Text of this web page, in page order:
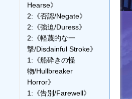
Hearse》
2:《否認/Negate》
2:《強迫/Duress》
2:《軽蔑的な一
撃/Disdainful Stroke》
1:《船砕きの怪
物/Hullbreaker
Horror》
1:《告別/Farewell》